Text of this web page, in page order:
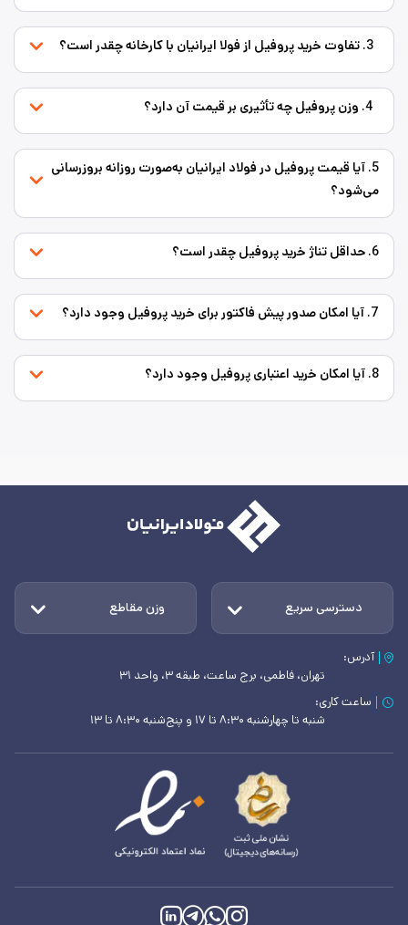
5. آیا قیمت پروفیل در فولاد ایرانیان به‌صورت روزانه بروزرسانی
می‌شود؟
6. حداقل تناژ خرید پروفیل چقدر است؟
7. آیا امکان صدور پیش فاکتور برای خرید پروفیل وجود دارد؟
8. آیا امکان خرید اعتباری پروفیل وجود دارد؟
دسترسی سریع وزن مقاطع
آدرس:
تهران، فاطمی، برج ساعت، طبقه ۳، واحد ۳۱
ساعت کاری:
شنبه تا چهارشنبه ۸:۳۰ تا ۱۷ و پنج‌شنبه ۸:۳۰ تا ۱۳